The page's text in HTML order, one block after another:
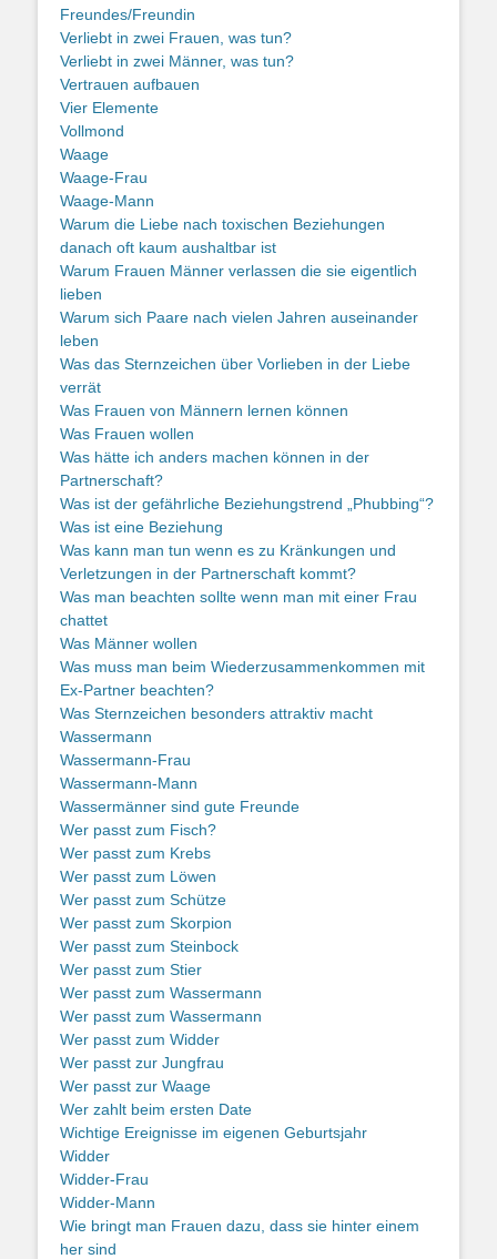
Freundes/Freundin
Verliebt in zwei Frauen, was tun?
Verliebt in zwei Männer, was tun?
Vertrauen aufbauen
Vier Elemente
Vollmond
Waage
Waage-Frau
Waage-Mann
Warum die Liebe nach toxischen Beziehungen
danach oft kaum aushaltbar ist
Warum Frauen Männer verlassen die sie eigentlich
lieben
Warum sich Paare nach vielen Jahren auseinander
leben
Was das Sternzeichen über Vorlieben in der Liebe
verrät
Was Frauen von Männern lernen können
Was Frauen wollen
Was hätte ich anders machen können in der
Partnerschaft?
Was ist der gefährliche Beziehungstrend „Phubbing“?
Was ist eine Beziehung
Was kann man tun wenn es zu Kränkungen und
Verletzungen in der Partnerschaft kommt?
Was man beachten sollte wenn man mit einer Frau
chattet
Was Männer wollen
Was muss man beim Wiederzusammenkommen mit
Ex-Partner beachten?
Was Sternzeichen besonders attraktiv macht
Wassermann
Wassermann-Frau
Wassermann-Mann
Wassermänner sind gute Freunde
Wer passt zum Fisch?
Wer passt zum Krebs
Wer passt zum Löwen
Wer passt zum Schütze
Wer passt zum Skorpion
Wer passt zum Steinbock
Wer passt zum Stier
Wer passt zum Wassermann
Wer passt zum Wassermann
Wer passt zum Widder
Wer passt zur Jungfrau
Wer passt zur Waage
Wer zahlt beim ersten Date
Wichtige Ereignisse im eigenen Geburtsjahr
Widder
Widder-Frau
Widder-Mann
Wie bringt man Frauen dazu, dass sie hinter einem
her sind